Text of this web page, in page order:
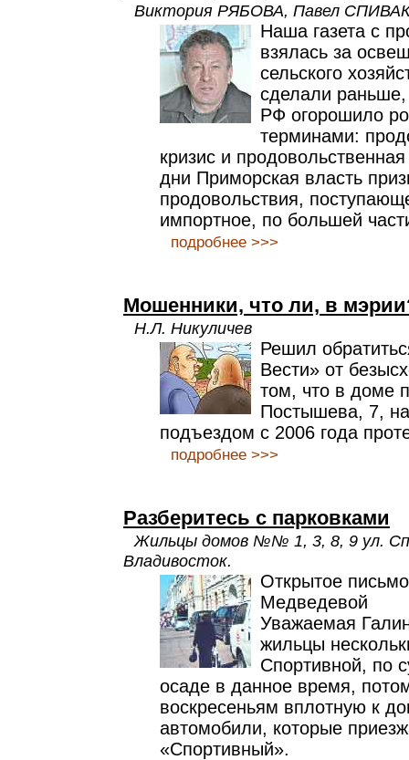
Виктория РЯБОВА, Павел
Наша газета с
взялась за
сельского
сделали
РФ огорошило
терминами:
кризис и
дни Приморская власть
продовольствия,
импортное, по большей
подробнее >>>
Мошенники, что ли, в
Н.Л. Никуличев
Решил
Вести» от
том, что в доме
Постышева, 7,
подъездом с 2006 года
подробнее >>>
Разберитесь с парковками
Жильцы домов №№ 1, 3, 8, 9 ул.
Владивосток.
Открытое
Медведевой
Уважаемая
жильцы
Спортивной, по
осаде в данное время,
воскресеньям вплотную к
автомобили, которые
«Спортивный».